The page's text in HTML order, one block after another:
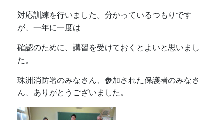
対応訓練を行いました。分かっているつもりです
が、一年に一度は
確認のために、講習を受けておくとよいと思いまし
た。
珠洲消防署のみなさん、参加された保護者のみなさ
ん、ありがとうございました。